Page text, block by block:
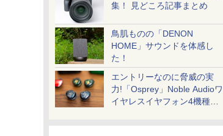
集！ 見どころ記事まとめ
鳥肌ものの「DENON
HOME」サウンドを体感し
た！
エントリーなのに脅威の実
力!「Osprey」Noble Audioワ
イヤレスイヤフォン4機種を